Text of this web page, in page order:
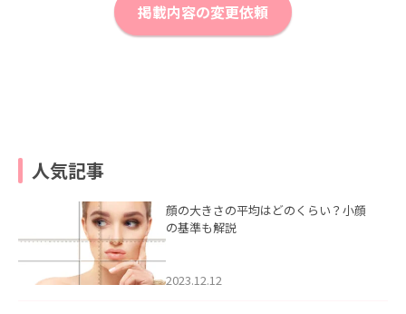
掲載内容の変更依頼
人気記事
顔の大きさの平均はどのくらい？小顔
の基準も解説
2023.12.12